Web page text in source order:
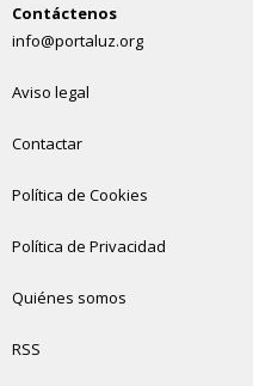
Contáctenos
info@portaluz.org
Aviso legal
Contactar
Política de Cookies
Política de Privacidad
Quiénes somos
RSS